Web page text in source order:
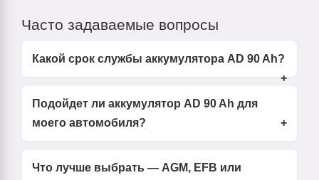
Часто задаваемые вопросы
Какой срок службы аккумулятора AD 90 Ah?
Подойдет ли аккумулятор AD 90 Ah для
моего автомобиля?
Что лучше выбрать — AGM, EFB или